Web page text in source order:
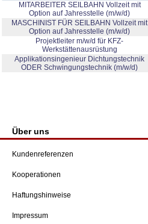
MITARBEITER SEILBAHN Vollzeit mit
Option auf Jahresstelle (m/w/d)
MASCHINIST FÜR SEILBAHN Vollzeit mit
Option auf Jahresstelle (m/w/d)
Projektleiter m/w/d für KFZ-
Werkstättenausrüstung
Applikationsingenieur Dichtungstechnik
ODER Schwingungstechnik (m/w/d)
Über uns
Kundenreferenzen
Kooperationen
Haftungshinweise
Impressum